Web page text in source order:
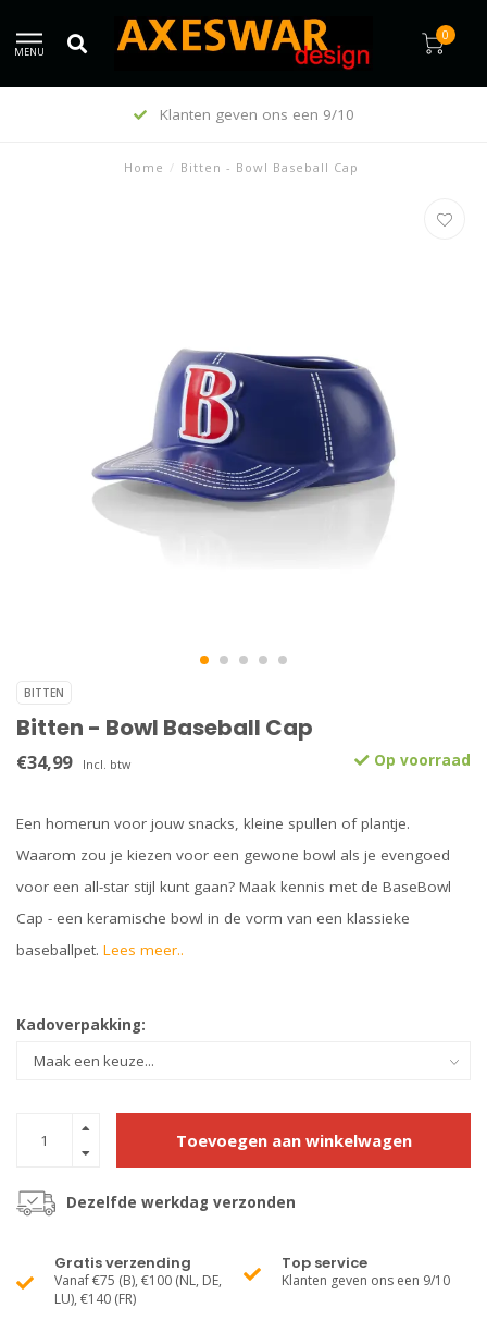
MENU
0
Klanten geven ons een 9/10
Home / Bitten - Bowl Baseball Cap
BITTEN
Bitten - Bowl Baseball Cap
€34,99 Incl. btw Op voorraad
Een homerun voor jouw snacks, kleine spullen of plantje.
Waarom zou je kiezen voor een gewone bowl als je evengoed
voor een all-star stijl kunt gaan? Maak kennis met de BaseBowl
Cap - een keramische bowl in de vorm van een klassieke
baseballpet. Lees meer..
Kadoverpakking:
Toevoegen aan winkelwagen
Dezelfde werkdag verzonden
Gratis verzending
Vanaf €75 (B), €100 (NL, DE,
LU), €140 (FR)
Top service
Klanten geven ons een 9/10